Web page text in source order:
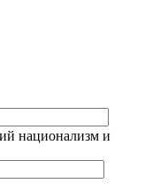
национализм и